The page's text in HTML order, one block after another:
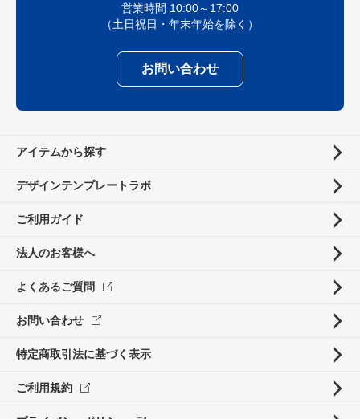
営業時間 10:00～17:00
（土日祝日・年末年始を除く）
お問い合わせ
アイテムから探す
デザインテンプレートラボ
ご利用ガイド
法人のお客様へ
よくあるご質問
お問い合わせ
特定商取引法に基づく表示
ご利用規約